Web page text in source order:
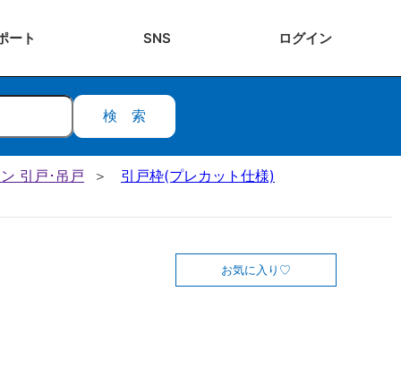
ート SNS ログイン
検索
引戸･吊戸 引戸枠(プレカット仕様)
お気に入り